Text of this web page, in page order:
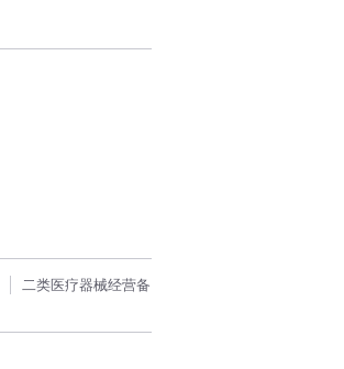
二类医疗器械经营备